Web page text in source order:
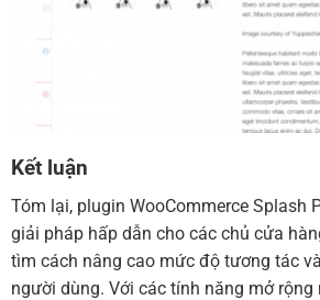
Kết luận
Tóm lại, plugin WooCommerce Splash
giải pháp hấp dẫn cho các chủ cửa
tìm cách nâng cao mức độ tương tác
người dùng. Với các tính năng mở